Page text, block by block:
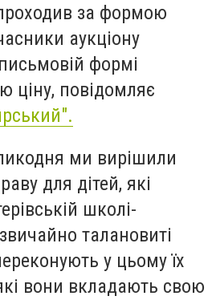
за формою
аукціону
формі
ціну, повідомляє
ми вирішили
для дітей, які
школі-
талановиті
у цьому їх
вони вкладають свою